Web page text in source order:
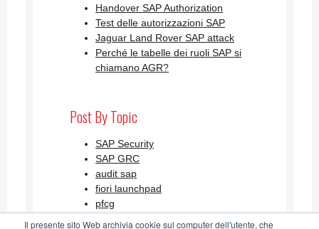
Il presente sito Web archivia cookie sul computer dell'utente, che
Handover SAP Authorization
Test delle autorizzazioni SAP
Jaguar Land Rover SAP attack
Perché le tabelle dei ruoli SAP si
chiamano AGR?
Post By Topic
SAP Security
SAP GRC
audit sap
fiori launchpad
pfcg